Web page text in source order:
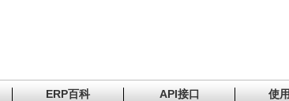
ERP百科 API接口 使